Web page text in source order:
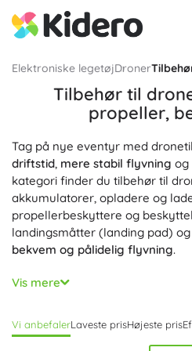
Elektroniske legetøjDroner
Tilbehør til
propeller,
Tag på nye eventyr med
driftstid, mere stabil flyvning og
kategori finder du tilbehør til
akkumulatorer, opladere og
propellerbeskyttere og
landingsmåtter (landing pad)
bekvem og pålidelig flyvning.
Vil du have renere optagelser
Vælg ND/PL-filtre til kameraet,
Signalforstærkere og antenner
forbindelse. Til opladning
Vis mere
Vi anbefalerLaveste prisHøjeste pris